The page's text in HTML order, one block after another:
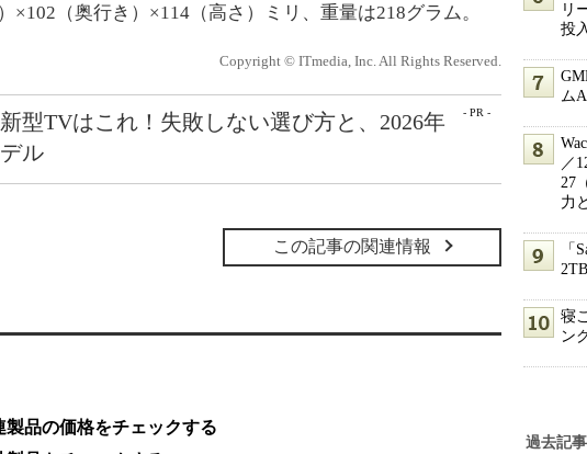
×102（奥行き）×114（高さ）ミリ、重量は218グラム。
Copyright © ITmedia, Inc. All Rights Reserved.
- PR -
型TVはこれ！失敗しない選び方と、2026年
ル
この記事の関連情報
品の価格をチェックする
リ
投
ム
／
27
力
「
寝
ン
過去記